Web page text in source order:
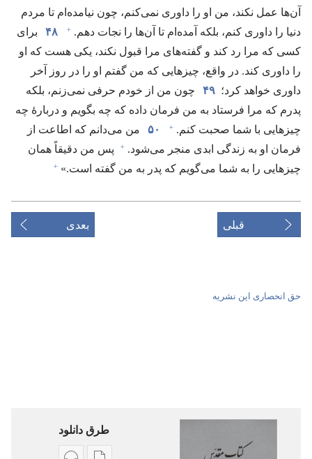
آن‌ها عمل نکند،‏ من او را داوری نمی‌کنم،‏ چون نیامده‌ام تا مردم
دنیا را داوری کنم،‏ بلکه آمده‌ام تا آن‌ها را نجات دهم.‏ + ۴۸
برای
کسی که مرا رد کند و گفته‌های مرا قبول نکند،‏ یکی هست که او
را داوری کند.‏ در واقع،‏ چیزهایی که من گفتم او را در روز آخر
داوری خواهد کرد؛‏ ۴۹
چون من از خودم حرفی نمی‌زنم،‏ بلکه
پدرم که مرا فرستاد به من فرمان داده که چه بگویم و دربارهٔ چه
چیزهایی با شما صحبت کنم.‏ + ۵۰
من می‌دانم که اطاعت از
فرمان او به زندگی ابدی منجر می‌شود.‏ +
پس من دقیقاً همان
چیزهایی را به شما می‌گویم که پدر به من گفته است.‏»‏ +
قبلی بعدی
حق انحصاری این نشریه
طرق دانلود